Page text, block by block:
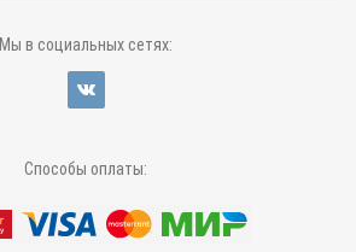
Мы в социальных сетях:
Способы оплаты: